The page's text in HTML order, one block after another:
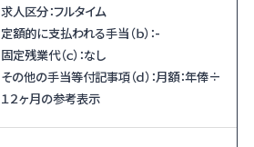
求人区分：フルタイム
定額的に支払われる手当（ｂ）：-
固定残業代（ｃ）：なし
その他の手当等付記事項（ｄ）：月額：年俸÷
１２ヶ月の参考表示